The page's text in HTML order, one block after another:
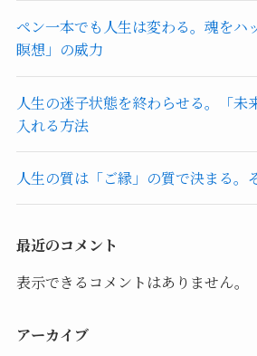
ペン一本でも人生は変わる。魂をハ
瞑想」の威力
人生の迷子状態を終わらせる。「未
入れる方法
人生の質は「ご縁」の質で決まる。
最近のコメント
表示できるコメントはありません。
アーカイブ